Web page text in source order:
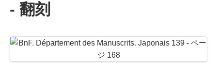
- 翻刻